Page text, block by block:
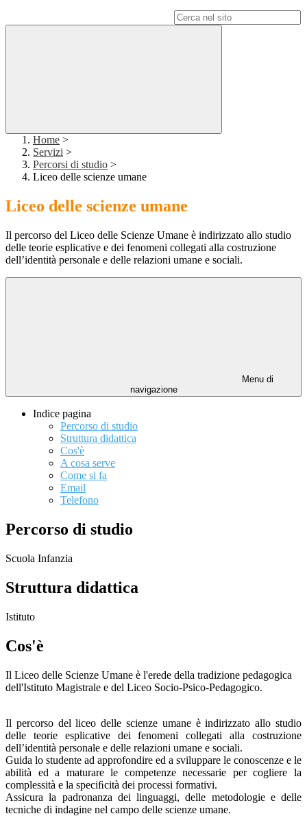
Home >
Servizi >
Percorsi di studio >
Liceo delle scienze umane
Liceo delle scienze umane
Il percorso del Liceo delle Scienze Umane è indirizzato allo studio
delle teorie esplicative e dei fenomeni collegati alla costruzione
dell’identità personale e delle relazioni umane e sociali.
Menu di
navigazione
Indice pagina
Percorso di studio
Struttura didattica
Cos'è
A cosa serve
Come si fa
Email
Telefono
Percorso di studio
Scuola Infanzia
Struttura didattica
Istituto
Cos'è
Il Liceo delle Scienze Umane è l'erede della tradizione pedagogica
dell'Istituto Magistrale e del Liceo Socio-Psico-Pedagogico.
Il percorso del liceo delle scienze umane è indirizzato allo studio
delle teorie esplicative dei fenomeni collegati alla costruzione
dell’identità personale e delle relazioni umane e sociali.
Guida lo studente ad approfondire ed a sviluppare le conoscenze e le
abilità ed a maturare le competenze necessarie per cogliere la
complessità e la speciﬁcità dei processi formativi.
Assicura la padronanza dei linguaggi, delle metodologie e delle
tecniche di indagine nel campo delle scienze umane.